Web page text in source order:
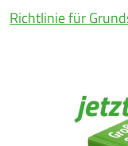
Richtlinie für